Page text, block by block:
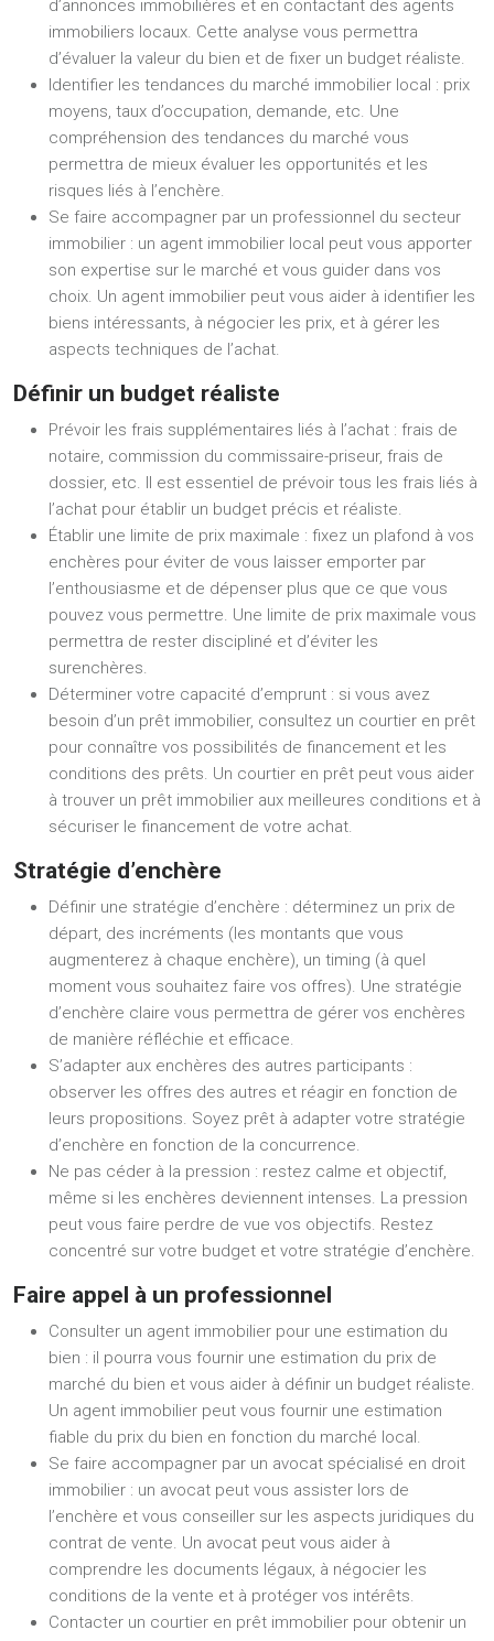
d’annonces immobilières et en contactant des agents
immobiliers locaux. Cette analyse vous permettra
d’évaluer la valeur du bien et de fixer un budget réaliste.
Identifier les tendances du marché immobilier local : prix
moyens, taux d’occupation, demande, etc. Une
compréhension des tendances du marché vous
permettra de mieux évaluer les opportunités et les
risques liés à l’enchère.
Se faire accompagner par un professionnel du secteur
immobilier : un agent immobilier local peut vous apporter
son expertise sur le marché et vous guider dans vos
choix. Un agent immobilier peut vous aider à identifier les
biens intéressants, à négocier les prix, et à gérer les
aspects techniques de l’achat.
Définir un budget réaliste
Prévoir les frais supplémentaires liés à l’achat : frais de
notaire, commission du commissaire-priseur, frais de
dossier, etc. Il est essentiel de prévoir tous les frais liés à
l’achat pour établir un budget précis et réaliste.
Établir une limite de prix maximale : fixez un plafond à vos
enchères pour éviter de vous laisser emporter par
l’enthousiasme et de dépenser plus que ce que vous
pouvez vous permettre. Une limite de prix maximale vous
permettra de rester discipliné et d’éviter les
surenchères.
Déterminer votre capacité d’emprunt : si vous avez
besoin d’un prêt immobilier, consultez un courtier en prêt
pour connaître vos possibilités de financement et les
conditions des prêts. Un courtier en prêt peut vous aider
à trouver un prêt immobilier aux meilleures conditions et à
sécuriser le financement de votre achat.
Stratégie d’enchère
Définir une stratégie d’enchère : déterminez un prix de
départ, des incréments (les montants que vous
augmenterez à chaque enchère), un timing (à quel
moment vous souhaitez faire vos offres). Une stratégie
d’enchère claire vous permettra de gérer vos enchères
de manière réfléchie et efficace.
S’adapter aux enchères des autres participants :
observer les offres des autres et réagir en fonction de
leurs propositions. Soyez prêt à adapter votre stratégie
d’enchère en fonction de la concurrence.
Ne pas céder à la pression : restez calme et objectif,
même si les enchères deviennent intenses. La pression
peut vous faire perdre de vue vos objectifs. Restez
concentré sur votre budget et votre stratégie d’enchère.
Faire appel à un professionnel
Consulter un agent immobilier pour une estimation du
bien : il pourra vous fournir une estimation du prix de
marché du bien et vous aider à définir un budget réaliste.
Un agent immobilier peut vous fournir une estimation
fiable du prix du bien en fonction du marché local.
Se faire accompagner par un avocat spécialisé en droit
immobilier : un avocat peut vous assister lors de
l’enchère et vous conseiller sur les aspects juridiques du
contrat de vente. Un avocat peut vous aider à
comprendre les documents légaux, à négocier les
conditions de la vente et à protéger vos intérêts.
Contacter un courtier en prêt immobilier pour obtenir un